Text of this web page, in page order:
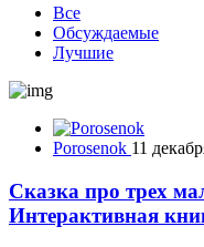
Все
Обсуждаемые
Лучшие
Porosenok 11
Сказка про трех
Интерактивная